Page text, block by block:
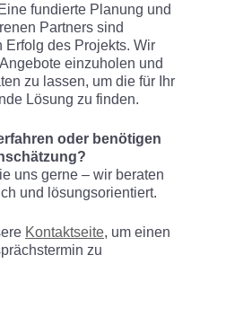
fundierte Planung und
Partners sind
Erfolg des Projekts. Wir
einzuholen und
zu lassen, um die für Ihr
Lösung zu finden.
oder benötigen
uns gerne – wir beraten
und lösungsorientiert.
Kontaktseite, um einen
zu